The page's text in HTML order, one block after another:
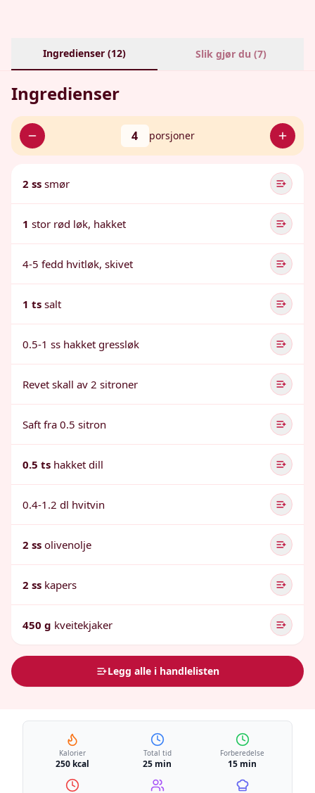
Ingredienser (12) Slik gjør du (7)
Ingredienser
4 porsjoner
2 ss smør
1 stor rød løk, hakket
4-5 fedd hvitløk, skivet
1 ts salt
0.5-1 ss hakket gressløk
Revet skall av 2 sitroner
Saft fra 0.5 sitron
0.5 ts hakket dill
0.4-1.2 dl hvitvin
2 ss olivenolje
2 ss kapers
450 g kveitekjaker
Legg alle i handlelisten
Kalorier
250 kcal
Total tid
25 min
Forberedelse
15 min